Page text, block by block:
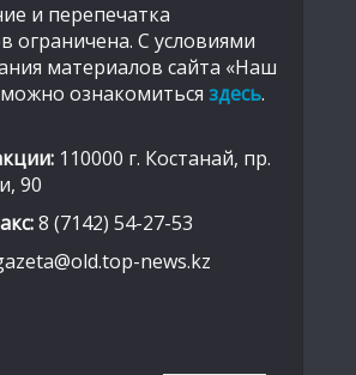
и перепечатка
ограничена. С условиями
материалов сайта «Наш
ознакомиться здесь.
110000 г. Костанай, пр.
90
8 (7142) 54-27-53
news.kz